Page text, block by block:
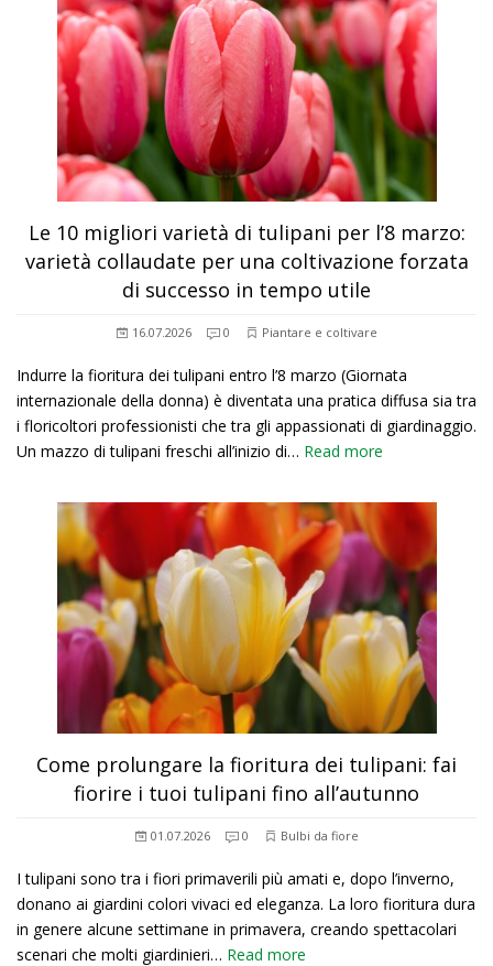
Le 10 migliori varietà di tulipani per l’8 marzo:
varietà collaudate per una coltivazione forzata
di successo in tempo utile
16.07.2026 0 Piantare e coltivare
Indurre la fioritura dei tulipani entro l’8 marzo (Giornata
internazionale della donna) è diventata una pratica diffusa sia tra
i floricoltori professionisti che tra gli appassionati di giardinaggio.
Un mazzo di tulipani freschi all’inizio di… Read more
Come prolungare la fioritura dei tulipani: fai
fiorire i tuoi tulipani fino all’autunno
01.07.2026 0 Bulbi da fiore
I tulipani sono tra i fiori primaverili più amati e, dopo l’inverno,
donano ai giardini colori vivaci ed eleganza. La loro fioritura dura
in genere alcune settimane in primavera, creando spettacolari
scenari che molti giardinieri… Read more